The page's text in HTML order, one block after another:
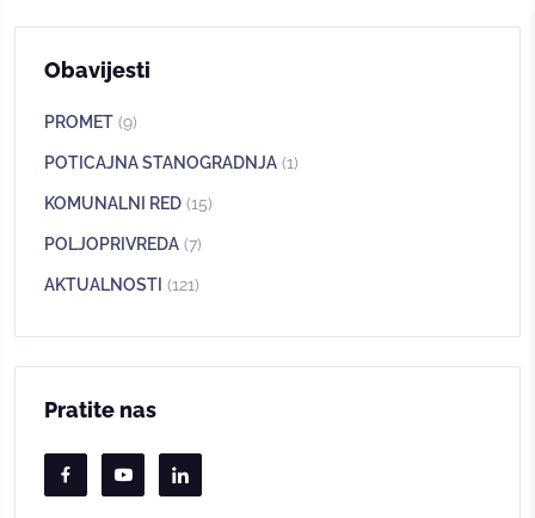
Obavijesti
PROMET (9)
POTICAJNA STANOGRADNJA (1)
KOMUNALNI RED (15)
POLJOPRIVREDA (7)
AKTUALNOSTI (121)
Pratite nas